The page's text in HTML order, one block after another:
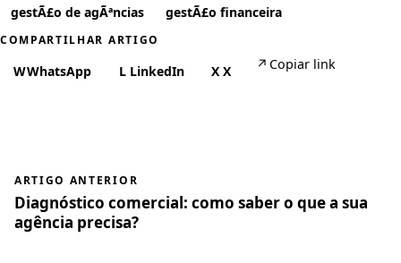
gestÃ£o de agÃªncias gestÃ£o financeira
COMPARTILHAR ARTIGO
WWhatsApp L LinkedIn X X ↗ Copiar link
ARTIGO ANTERIOR
Diagnóstico comercial: como saber o que a sua
agência precisa?